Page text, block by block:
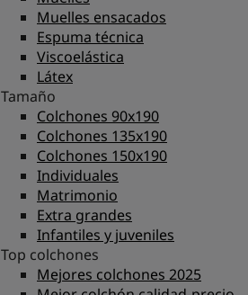
Muelles ensacados
Espuma técnica
Viscoelástica
Látex
Tamaño
Colchones 90x190
Colchones 135x190
Colchones 150x190
Individuales
Matrimonio
Extra grandes
Infantiles y juveniles
Top colchones
Mejores colchones 2025